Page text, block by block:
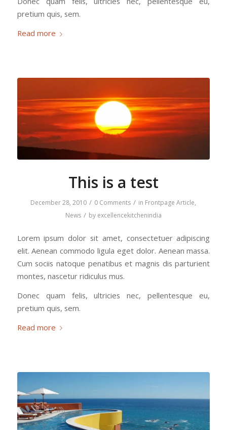
pretium quis, sem.
Read more
This is a test
December 28, 2010 / 0 Comments / in Frontpage Article,
News / by excellencekitchenindia
Lorem ipsum dolor sit amet, consectetuer adipiscing
elit. Aenean commodo ligula eget dolor. Aenean massa.
Cum sociis natoque penatibus et magnis dis parturient
montes, nascetur ridiculus mus.
Donec quam felis, ultricies nec, pellentesque eu,
pretium quis, sem.
Read more